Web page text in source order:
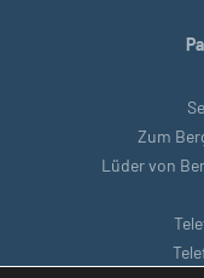
Zum
Lüder von